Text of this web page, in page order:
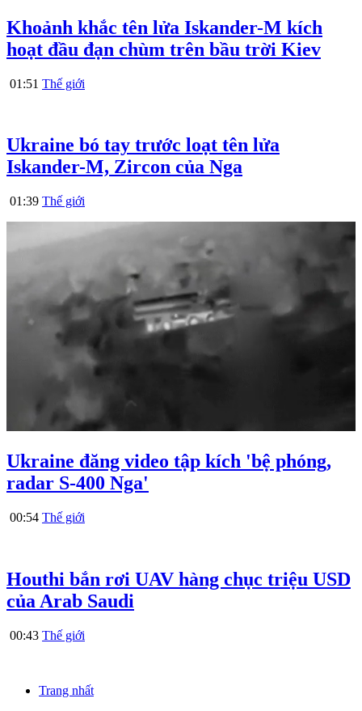
Khoảnh khắc tên lửa Iskander-M kích
hoạt đầu đạn chùm trên bầu trời Kiev
01:51 Thế giới
Ukraine bó tay trước loạt tên lửa
Iskander-M, Zircon của Nga
01:39 Thế giới
Ukraine đăng video tập kích 'bệ phóng,
radar S-400 Nga'
00:54 Thế giới
Houthi bắn rơi UAV hàng chục triệu USD
của Arab Saudi
00:43 Thế giới
Trang nhất